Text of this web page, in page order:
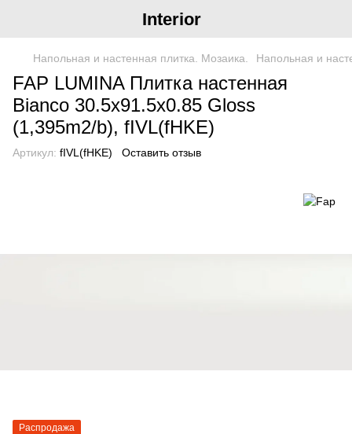
Interior
Напольная и настенная плитка. Мозаика. Напольная и
FAP LUMINA Плитка настенная
Bianco 30.5x91.5x0.85 Gloss
(1,395m2/b), fIVL(fHKE)
Артикул: fIVL(fHKE) Оставить отзыв
Распродажа